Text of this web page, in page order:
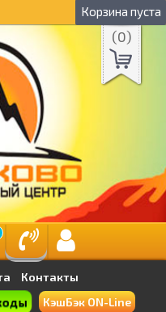
Корзина пуста
(0)
Контакты
КэшБэк ON-Line